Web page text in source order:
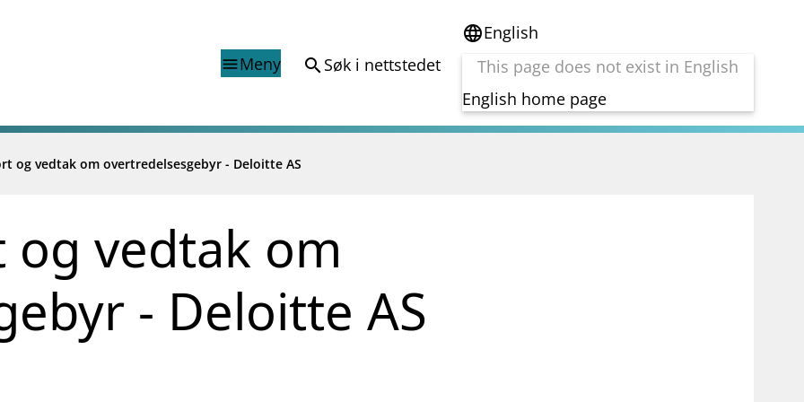
menuMeny search Søk i nettstedet
languageEnglish
This page does not exist in English
English home page
og vedtak
og analysar
analysar
Finanstilsynets registre
Shortsalgregisteret (SSR)
Tredjelandsrevisorregister
og vedtak om overtredelsesgebyr - Deloitte AS
vedtak om
- Deloitte AS